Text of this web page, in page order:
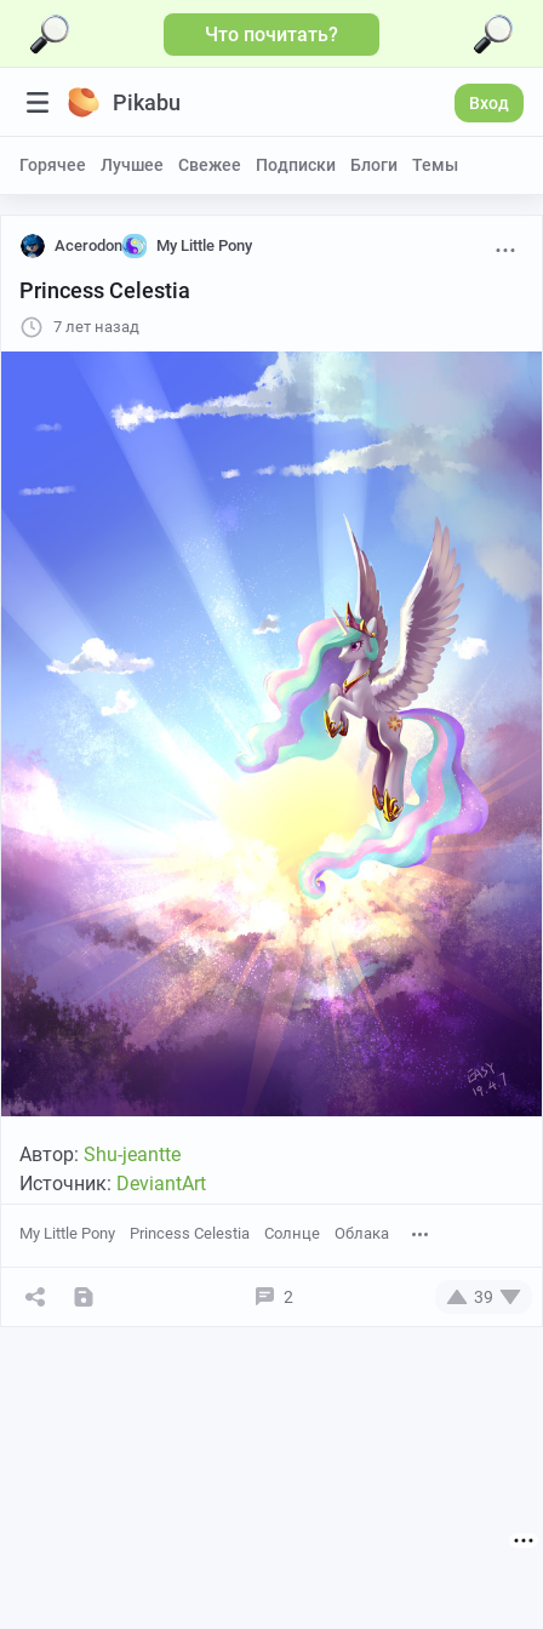
Что почитать?
Pikabu Вход
Горячее Лучшее Свежее Подписки Блоги Темы
Acerodon My Little Pony
Princess Celestia
7 лет назад
Автор: Shu-jeantte
Источник: DeviantArt
My Little Pony Princess Celestia Солнце Облака
2 39